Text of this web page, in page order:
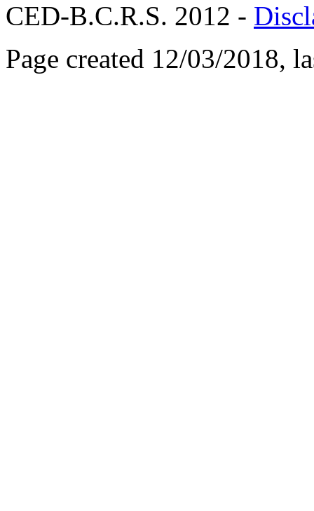
CED-B.C.R.S. 2012 -
Page created 12/03/2018,